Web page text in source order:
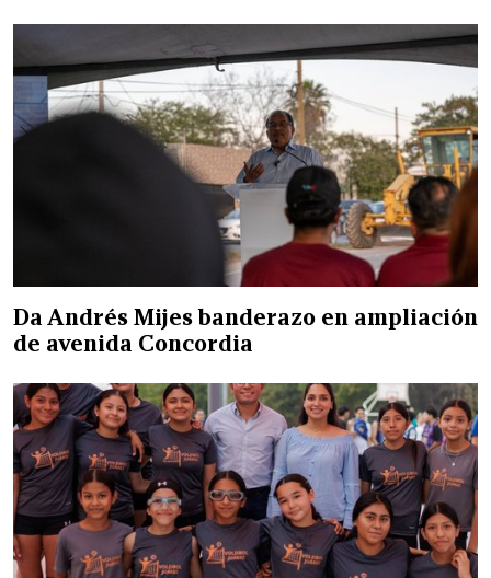
Da Andrés Mijes banderazo en ampliación
de avenida Concordia